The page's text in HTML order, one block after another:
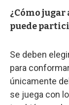
¿Cómo jugar
puede
Se deben
para
únicamente
se juega con